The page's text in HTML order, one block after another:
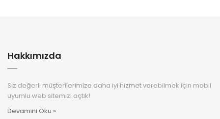
Hakkımızda
Siz değerli müşterilerimize daha iyi hizmet verebilmek için mobil
uyumlu web sitemizi açtık!
Devamını Oku »